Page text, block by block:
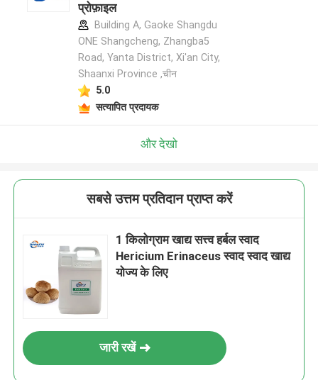
प्रोफ़ाइल
Building A, Gaoke Shangdu
ONE Shangcheng, Zhangba5
Road, Yanta District, Xi'an City,
Shaanxi Province ,चीन
5.0
सत्यापित प्रदायक
और देखो
सबसे उत्तम प्रतिदान प्राप्त करें
1 किलोग्राम खाद्य सत्त्व हर्बल स्वाद
Hericium Erinaceus स्वाद स्वाद खाद्य
योज्य के लिए
जारी रखें